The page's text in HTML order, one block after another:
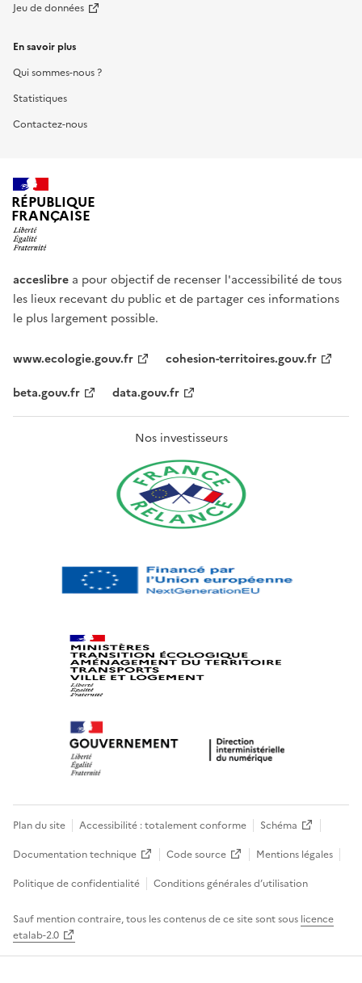
Jeu de données
En savoir plus
Qui sommes-nous ?
Statistiques
Contactez-nous
RÉPUBLIQUE
FRANÇAISE
acceslibre a pour objectif de recenser l'accessibilité de tous
les lieux recevant du public et de partager ces informations
le plus largement possible.
www.ecologie.gouv.fr
cohesion-territoires.gouv.fr
beta.gouv.fr
data.gouv.fr
Nos investisseurs
Plan du site Accessibilité : totalement conforme
Schéma
Documentation technique
Code source
Mentions légales
Politique de confidentialité
Conditions générales d’utilisation
Sauf mention contraire, tous les contenus de ce site sont sous licence
etalab-2.0